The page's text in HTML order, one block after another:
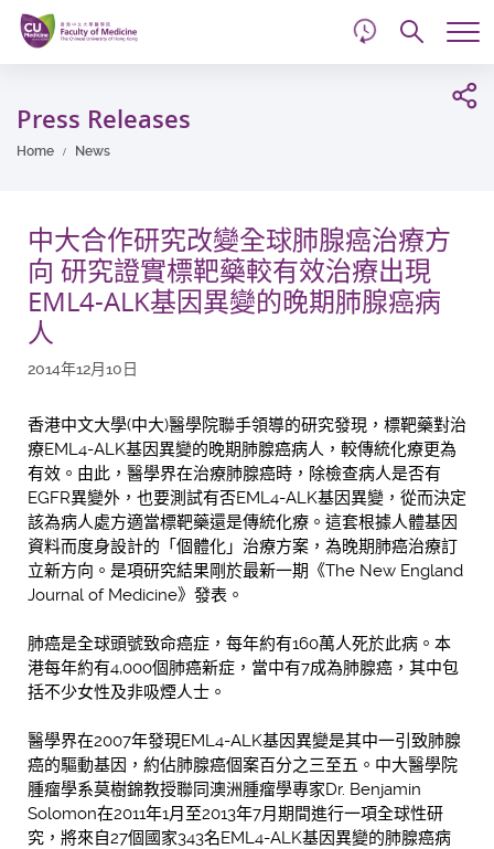
Skip
main
content
Press Releases
Home News
中大合作研究改變全球肺腺癌治療方
向 研究證實標靶藥較有效治療出現
EML4-ALK基因異變的晚期肺腺癌病
人
2014年12月10日
香港中文大學(中大)醫學院聯手領導的研究發現，標靶藥對治
療EML4-ALK基因異變的晚期肺腺癌病人，較傳統化療更為
有效。由此，醫學界在治療肺腺癌時，除檢查病人是否有
EGFR異變外，也要測試有否EML4-ALK基因異變，從而決定
該為病人處方適當標靶藥還是傳統化療。這套根據人體基因
資料而度身設計的「個體化」治療方案，為晚期肺癌治療訂
立新方向。是項研究結果剛於最新一期《The New England
Journal of Medicine》發表。
肺癌是全球頭號致命癌症，每年約有160萬人死於此病。本
港每年約有4,000個肺癌新症，當中有7成為肺腺癌，其中包
括不少女性及非吸煙人士。
醫學界在2007年發現EML4-ALK基因異變是其中一引致肺腺
癌的驅動基因，約佔肺腺癌個案百分之三至五。中大醫學院
腫瘤學系莫樹錦教授聯同澳洲腫瘤學專家Dr. Benjamin
Solomon在2011年1月至2013年7月期間進行一項全球性研
究，將來自27個國家343名EML4-ALK基因異變的肺腺癌病